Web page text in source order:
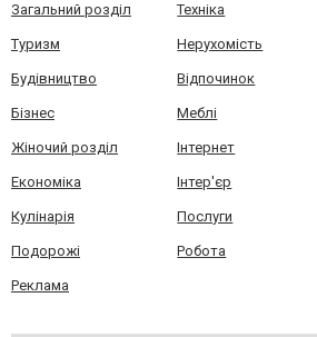
Загальний розділ Техніка
Туризм Нерухомість
Будівництво Відпочинок
Бізнес Меблі
Жіночий розділ Інтернет
Економіка Інтер'єр
Кулінарія Послуги
Подорожі Робота
Реклама